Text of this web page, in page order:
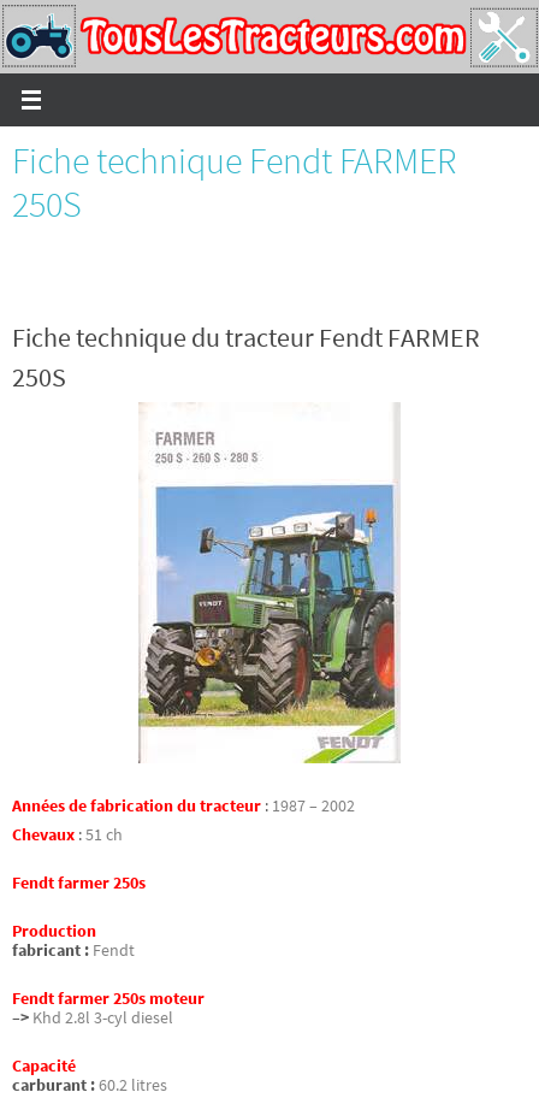
Passer
vers
le
contenu
Fiche technique Fendt FARMER
250S
Fiche technique du tracteur Fendt FARMER
250S
Années de fabrication du tracteur : 1987 – 2002
Chevaux :51 ch
Fendt farmer 250s
Production
fabricant : Fendt
Fendt farmer 250s moteur
–> Khd 2.8l 3-cyl diesel
Capacité
carburant :60.2 litres